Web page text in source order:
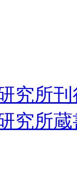
究所
究所